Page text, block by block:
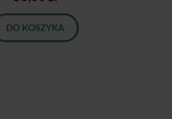
DO KOSZYKA